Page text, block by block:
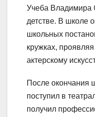
Учеба Владимира
детстве. В школе
школьных
кружках,
актерскому
После окончания
поступил в
получил